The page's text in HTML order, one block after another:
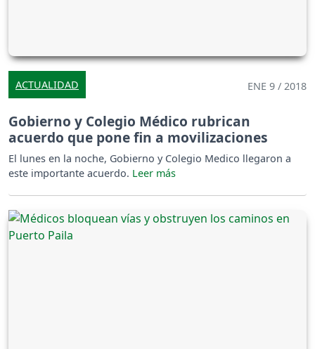
ACTUALIDAD ENE 9 / 2018
Gobierno y Colegio Médico rubrican
acuerdo que pone fin a movilizaciones
El lunes en la noche, Gobierno y Colegio Medico llegaron a
este importante acuerdo.